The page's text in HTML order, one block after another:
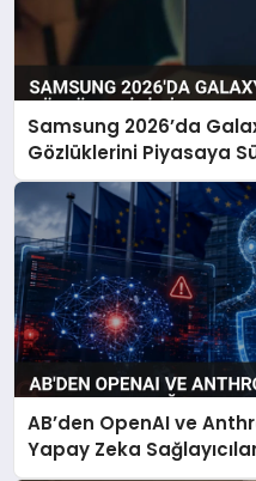
Samsung 2026’da
Gözlüklerini Piyasaya
AB’den OpenAI ve
Yapay Zeka